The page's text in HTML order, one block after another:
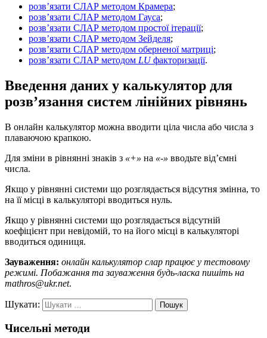
розв’язати СЛАР методом Крамера;
розв’язати СЛАР методом Гауса;
розв’язати СЛАР методом простої ітерації;
розв’язати СЛАР методом Зейделя;
розв’язати СЛАР методом оберненої матриці;
розв’язати СЛАР методом LUфакторизації.
Введення даних у калькулятор для
розв’язання систем лінійних рівнянь
В онлайн калькулятор можна вводити ціла числа або числа з
плаваючою крапкою.
Для зміни в рівнянні знаків з «+» на «-» вводьте від’ємні
числа.
Якщо у рівнянні системи що розглядається відсутня змінна, то
на її місці в калькуляторі вводиться нуль.
Якщо у рівнянні системи що розглядається відсутній
коефіцієнт при невідомій, то на його місці в калькуляторі
вводиться одиниця.
Зауваження: онлайн калькулятор слар працює у тестовому
режимі. Побажання та зауваження будь-ласка пишіть на
mathros@ukr.net.
Шукати: Пошук
Чисельні методи